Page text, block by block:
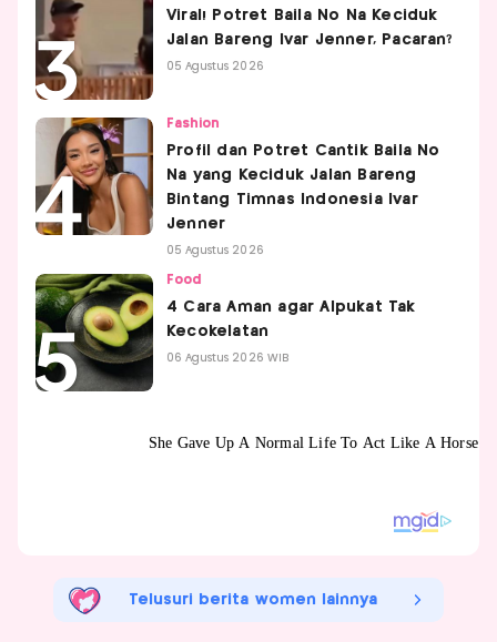
Viral! Potret Baila No Na Keciduk
Jalan Bareng Ivar Jenner, Pacaran?
05 Agustus 2026
Fashion
Profil dan Potret Cantik Baila No
Na yang Keciduk Jalan Bareng
Bintang Timnas Indonesia Ivar
Jenner
05 Agustus 2026
Food
4 Cara Aman agar Alpukat Tak
Kecokelatan
06 Agustus 2026 WIB
Telusuri berita women lainnya